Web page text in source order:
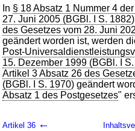
wird in 43 Vorschriften zitiert
In § 18 Absatz 1 Nummer 4
27. Juni 2005 (BGBl. I S. 1882
des Gesetzes vom 28. Juni
geändert worden ist, werden
Post-
15. Dezember 1999 (BGBl. I
Artikel 3 Absatz 26 des
(BGBl. I S. 1970) geändert
Absatz 1 des Postgesetzes"
Artikel 36 ←